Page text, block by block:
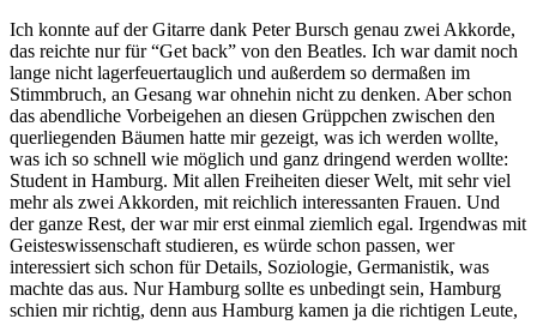
Ich konnte auf der Gitarre dank Peter Bursch genau zwei Akkorde,
das reichte nur für “Get back” von den Beatles. Ich war damit noch
lange nicht lagerfeuertauglich und außerdem so dermaßen im
Stimmbruch, an Gesang war ohnehin nicht zu denken. Aber schon
das abendliche Vorbeigehen an diesen Grüppchen zwischen den
querliegenden Bäumen hatte mir gezeigt, was ich werden wollte,
was ich so schnell wie möglich und ganz dringend werden wollte:
Student in Hamburg. Mit allen Freiheiten dieser Welt, mit sehr viel
mehr als zwei Akkorden, mit reichlich interessanten Frauen. Und
der ganze Rest, der war mir erst einmal ziemlich egal. Irgendwas mit
Geisteswissenschaft studieren, es würde schon passen, wer
interessiert sich schon für Details, Soziologie, Germanistik, was
machte das aus. Nur Hamburg sollte es unbedingt sein, Hamburg
schien mir richtig, denn aus Hamburg kamen ja die richtigen Leute,